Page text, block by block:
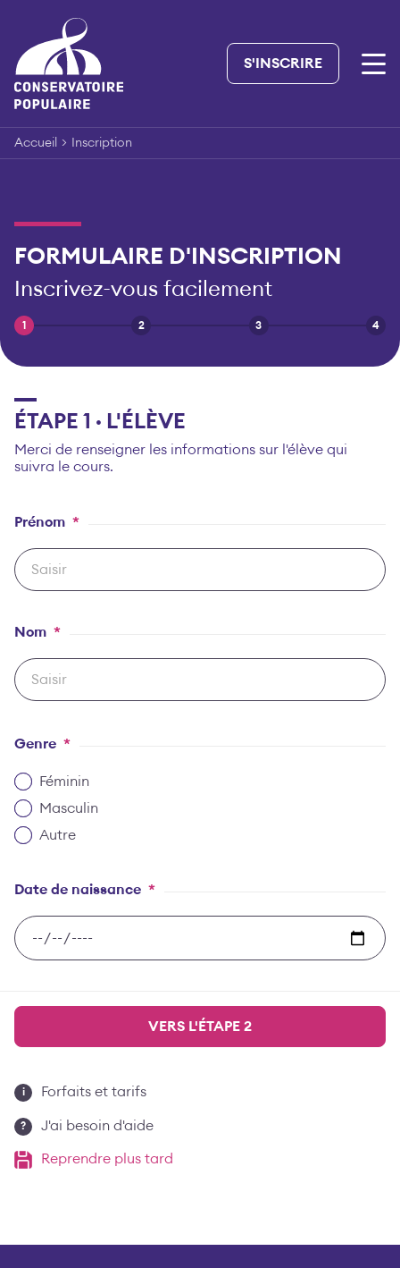
content
S'INSCRIRE
Accueil > Inscription
FORMULAIRE D'INSCRIPTION
Inscrivez-vous facilement
1 2 3 4
ÉTAPE 1 · L'ÉLÈVE
Merci de renseigner les informations sur l'élève qui
suivra le cours.
Prénom *
Nom *
Genre *
Féminin
Masculin
Autre
Date de naissance *
VERS L'ÉTAPE 2
Forfaits et tarifs
J'ai besoin d'aide
Reprendre plus tard